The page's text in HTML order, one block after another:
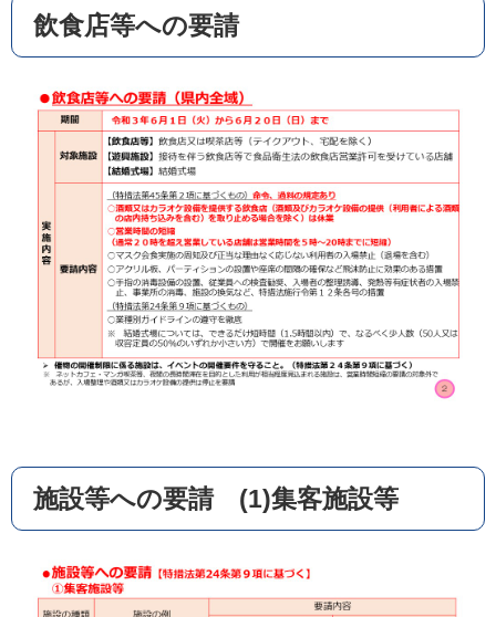
飲食店等への要請
施設等への要請 (1)集客施設等